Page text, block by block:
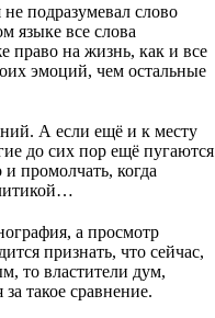
подразумевал слово
языке все слова
право на жизнь, как и все
эмоций, чем остальные
А если ещё и к месту
до сих пор ещё пугаются
промолчать, когда
а просмотр
признать, что сейчас,
то властители дум,
такое сравнение.